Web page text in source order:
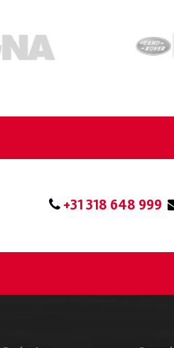
+31 318 648 999